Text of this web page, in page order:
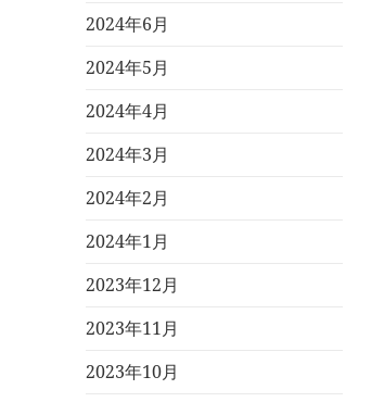
2024年6月
2024年5月
2024年4月
2024年3月
2024年2月
2024年1月
2023年12月
2023年11月
2023年10月